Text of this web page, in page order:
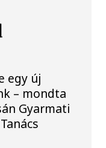
egy új
– mondta
Gyarmati